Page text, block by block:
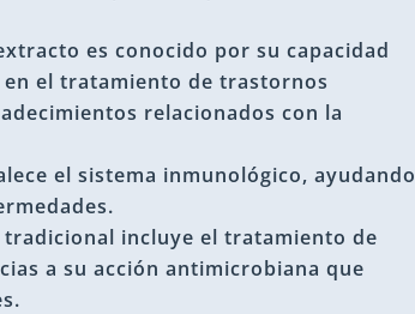
es conocido por su capacidad
el tratamiento de trastornos
relacionados con la
el sistema inmunológico, ayudando
tradicional incluye el tratamiento de
a su acción antimicrobiana que